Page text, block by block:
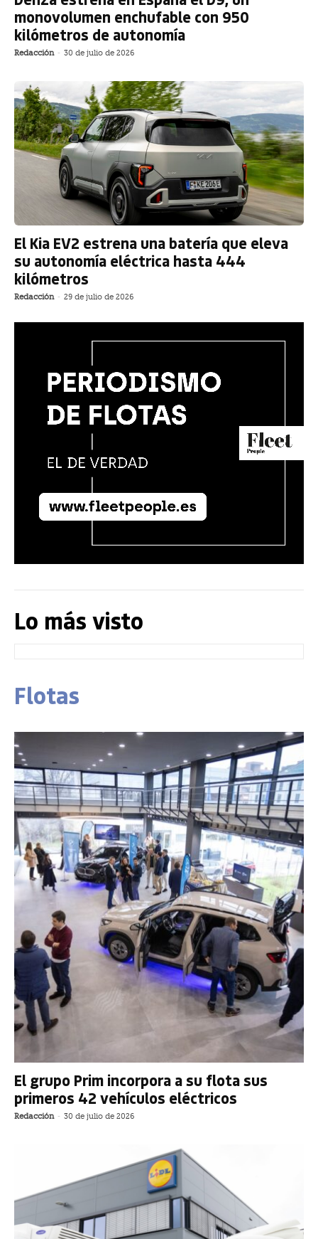
monovolumen enchufable con 950
kilómetros de autonomía
Redacción - 30 de julio de 2026
El Kia EV2 estrena una batería que eleva
su autonomía eléctrica hasta 444
kilómetros
Redacción - 29 de julio de 2026
Lo más visto
Flotas
El grupo Prim incorpora a su flota sus
primeros 42 vehículos eléctricos
Redacción - 30 de julio de 2026